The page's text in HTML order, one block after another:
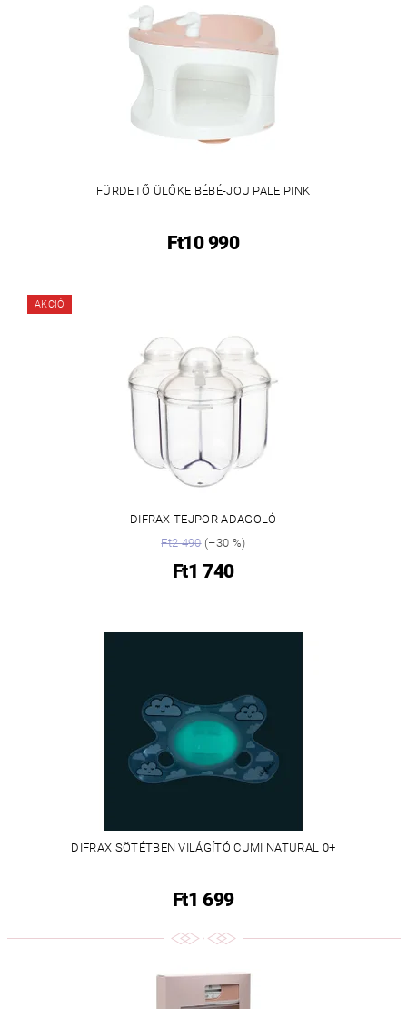
FÜRDETŐ ÜLŐKE BÉBÉ-JOU PALE PINK
Ft10 990
AKCIÓ
DIFRAX TEJPOR ADAGOLÓ
Ft2 490(–30 %)
Ft1 740
DIFRAX SÖTÉTBEN VILÁGÍTÓ CUMI NATURAL 0+
Ft1 699